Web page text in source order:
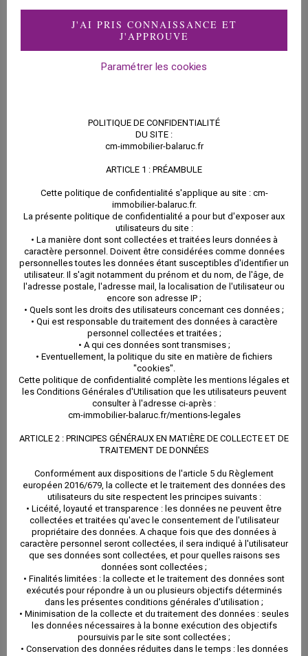
Du point de vue économique, le bassin est aussi
apporteur de nombreuses ressources, telle que la
conchyliculture. Pas moins de 600 mas sont autour de
l’étang et produisent 12 000 tonnes d’huîtres par an, la
pêche mais aussi le tourisme et la plaisance.
C’est aussi un espace de détente, en effet, chaque
ville possède son port de plaisance, sa base nautique,
ou son école de voile, il y a aussi le tourisme fluvial
avec le canal du Rhône àSètequi débouche, bien sûr, à
Sète et de l’autre côté le canal du midi qui part de
Marseillanet qui se jette dans la Garonne.
Tout autour de l’Etang de Thau il existe encore de
nombreuses zones protégées abritant une faune et
une flore extraordinaires.
J'AI PRIS CONNAISSANCE ET
J'APPROUVE
Paramétrer les cookies
POLITIQUE DE CONFIDENTIALITÉ
DU SITE :
cm-immobilier-balaruc.fr
ARTICLE 1 : PRÉAMBULE
Cette politique de confidentialité s'applique au site : cm-
immobilier-balaruc.fr.
La présente politique de confidentialité a pour but d'exposer aux
utilisateurs du site :
• La manière dont sont collectées et traitées leurs données à
caractère personnel. Doivent être considérées comme données
personnelles toutes les données étant susceptibles d'identifier un
utilisateur. Il s'agit notamment du prénom et du nom, de l'âge, de
l'adresse postale, l'adresse mail, la localisation de l'utilisateur ou
encore son adresse IP ;
• Quels sont les droits des utilisateurs concernant ces données ;
• Qui est responsable du traitement des données à caractère
personnel collectées et traitées ;
• A qui ces données sont transmises ;
• Eventuellement, la politique du site en matière de fichiers
"cookies".
Cette politique de confidentialité complète les mentions légales et
les Conditions Générales d'Utilisation que les utilisateurs peuvent
consulter à l'adresse ci-après :
cm-immobilier-balaruc.fr/mentions-legales
ARTICLE 2 : PRINCIPES GÉNÉRAUX EN MATIÈRE DE COLLECTE ET DE
TRAITEMENT DE DONNÉES
Conformément aux dispositions de l'article 5 du Règlement
européen 2016/679, la collecte et le traitement des données des
utilisateurs du site respectent les principes suivants :
• Licéité, loyauté et transparence : les données ne peuvent être
collectées et traitées qu'avec le consentement de l'utilisateur
propriétaire des données. A chaque fois que des données à
caractère personnel seront collectées, il sera indiqué à l'utilisateur
que ses données sont collectées, et pour quelles raisons ses
données sont collectées ;
• Finalités limitées : la collecte et le traitement des données sont
exécutés pour répondre à un ou plusieurs objectifs déterminés
dans les présentes conditions générales d'utilisation ;
• Minimisation de la collecte et du traitement des données : seules
les données nécessaires à la bonne exécution des objectifs
poursuivis par le site sont collectées ;
• Conservation des données réduites dans le temps : les données